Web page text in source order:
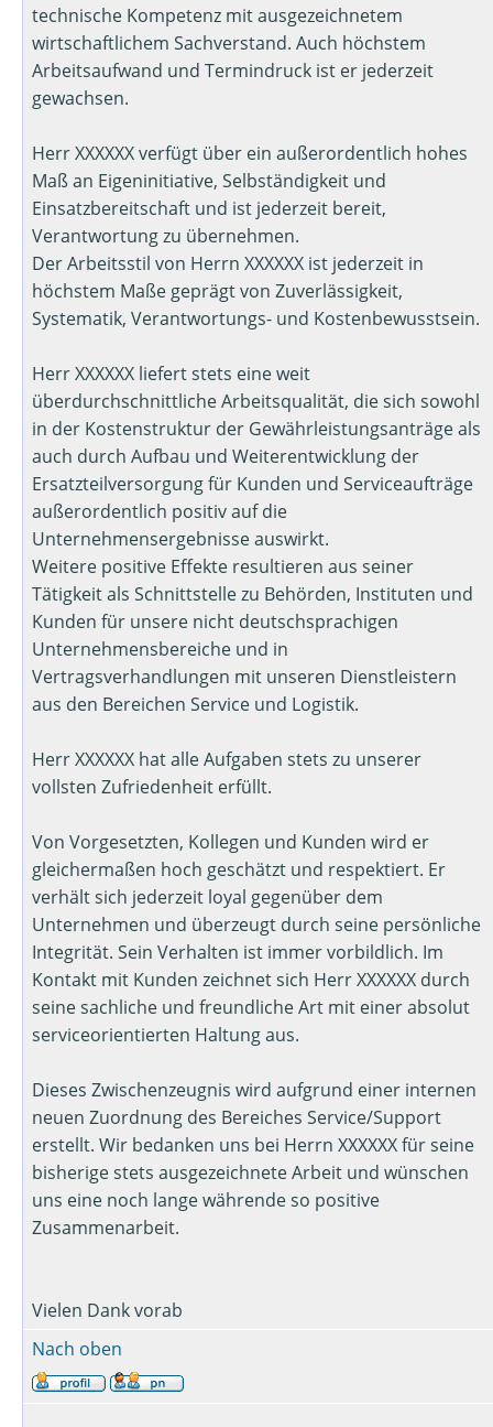
technische Kompetenz mit ausgezeichnetem
wirtschaftlichem Sachverstand. Auch höchstem
Arbeitsaufwand und Termindruck ist er jederzeit
gewachsen.
Herr XXXXXX verfügt über ein außerordentlich hohes
Maß an Eigeninitiative, Selbständigkeit und
Einsatzbereitschaft und ist jederzeit bereit,
Verantwortung zu übernehmen.
Der Arbeitsstil von Herrn XXXXXX ist jederzeit in
höchstem Maße geprägt von Zuverlässigkeit,
Systematik, Verantwortungs- und Kostenbewusstsein.
Herr XXXXXX liefert stets eine weit
überdurchschnittliche Arbeitsqualität, die sich sowohl
in der Kostenstruktur der Gewährleistungsanträge als
auch durch Aufbau und Weiterentwicklung der
Ersatzteilversorgung für Kunden und Serviceaufträge
außerordentlich positiv auf die
Unternehmensergebnisse auswirkt.
Weitere positive Effekte resultieren aus seiner
Tätigkeit als Schnittstelle zu Behörden, Instituten und
Kunden für unsere nicht deutschsprachigen
Unternehmensbereiche und in
Vertragsverhandlungen mit unseren Dienstleistern
aus den Bereichen Service und Logistik.
Herr XXXXXX hat alle Aufgaben stets zu unserer
vollsten Zufriedenheit erfüllt.
Von Vorgesetzten, Kollegen und Kunden wird er
gleichermaßen hoch geschätzt und respektiert. Er
verhält sich jederzeit loyal gegenüber dem
Unternehmen und überzeugt durch seine persönliche
Integrität. Sein Verhalten ist immer vorbildlich. Im
Kontakt mit Kunden zeichnet sich Herr XXXXXX durch
seine sachliche und freundliche Art mit einer absolut
serviceorientierten Haltung aus.
Dieses Zwischenzeugnis wird aufgrund einer internen
neuen Zuordnung des Bereiches Service/Support
erstellt. Wir bedanken uns bei Herrn XXXXXX für seine
bisherige stets ausgezeichnete Arbeit und wünschen
uns eine noch lange währende so positive
Zusammenarbeit.
Vielen Dank vorab
Nach oben